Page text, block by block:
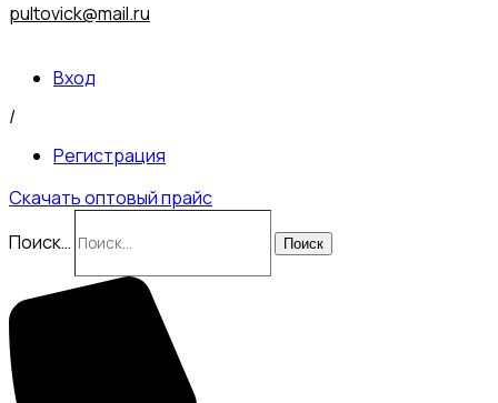
pultovick@mail.ru
Вход
/
Регистрация
Скачать оптовый прайс
Поиск…
Поиск